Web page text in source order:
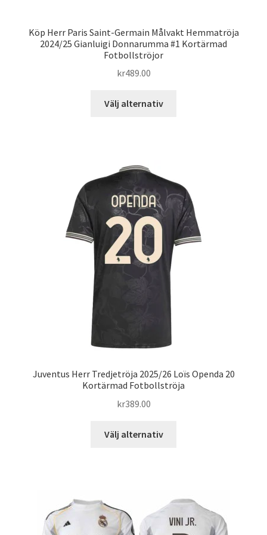
Köp Herr Paris Saint-Germain Målvakt Hemmatröja
2024/25 Gianluigi Donnarumma #1 Kortärmad
Fotbollströjor
kr489.00
Välj alternativ
De
olika
alternativen
kan
väljas
Juventus Herr Tredjetröja 2025/26 Loïs Openda 20
Kortärmad Fotbollströja
kr389.00
Välj alternativ
varianter.
De
olika